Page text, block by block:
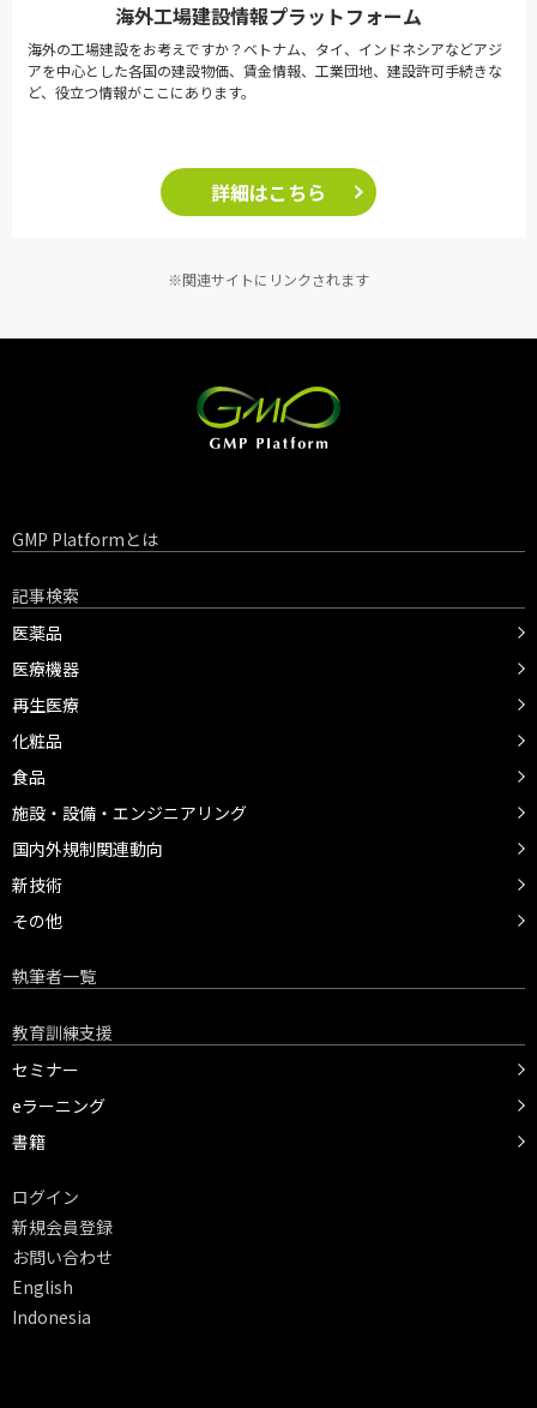
海外工場建設情報プラットフォーム
海外の工場建設をお考えですか？ベトナム、タイ、インドネシアなどアジ
アを中心とした各国の建設物価、賃金情報、工業団地、建設許可手続きな
ど、役立つ情報がここにあります。
詳細はこちら
※関連サイトにリンクされます
GMP Platformとは
記事検索
医薬品
医療機器
再生医療
化粧品
食品
施設・設備・エンジニアリング
国内外規制関連動向
新技術
その他
執筆者一覧
教育訓練支援
セミナー
eラーニング
書籍
ログイン
新規会員登録
お問い合わせ
English
Indonesia